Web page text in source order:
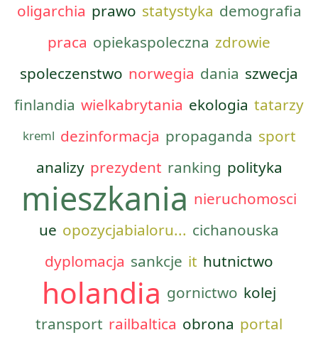
oligarchia prawo statystyka demografia
praca opiekaspoleczna zdrowie
spoleczenstwo norwegia dania szwecja
finlandia wielkabrytania ekologia tatarzy
kreml dezinformacja propaganda sport
analizy prezydent ranking polityka
mieszkania nieruchomosci
ue opozycjabialoru... cichanouska
dyplomacja sankcje it hutnictwo
holandia gornictwo kolej
transport railbaltica obrona portal